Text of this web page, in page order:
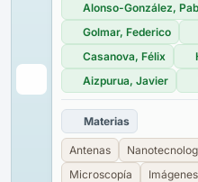
Alonso-González,
Golmar, Federico
Casanova, Félix
Aizpurua, Javier
Materias
Antenas
Microscopía
Imágenes